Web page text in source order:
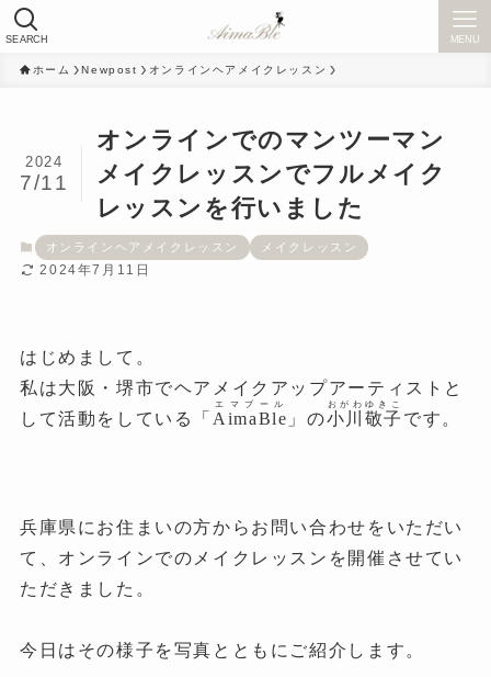
SEARCH MENU
ホーム Newpost オンラインヘアメイクレッスン
オンラインでのマンツーマン
メイクレッスンでフルメイク
レッスンを行いました
2024
7/11
オンラインヘアメイクレッスン メイクレッスン
2024年7月11日
はじめまして。
私は大阪・堺市でヘアメイクアップアーティストと
して活動をしている「 AimaBle
エマブール
」の小川敬子
おがわゆきこ
です。
兵庫県にお住まいの方からお問い合わせをいただい
て、オンラインでのメイクレッスンを開催させてい
ただきました。
今日はその様子を写真とともにご紹介します。